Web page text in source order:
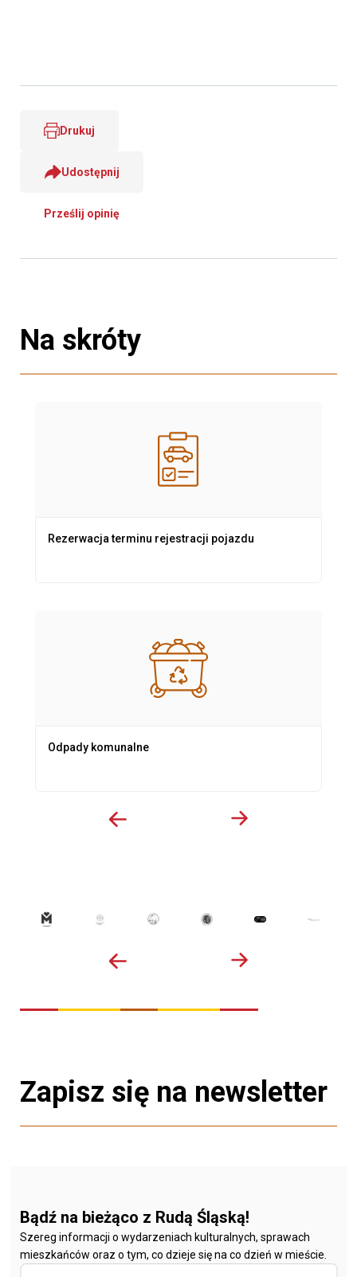
Drukuj
Udostępnij
Prześlij opinię
Na skróty
Rezerwacja terminu rejestracji pojazdu
Odpady komunalne
Zapisz się na newsletter
Bądź na bieżąco z Rudą Śląską!
Szereg informacji o wydarzeniach kulturalnych, sprawach
mieszkańców oraz o tym, co dzieje się na co dzień w mieście.